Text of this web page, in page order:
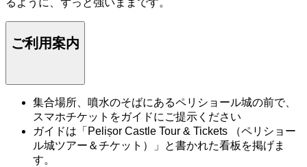
ご利用案内
集合場所、噴水のそばにあるペリショール城の前で、
スマホチケットをガイドにご提示ください
ガイドは「Pelișor Castle Tour & Tickets （ペリショー
ル城ツアー＆チケット）」と書かれた看板を掲げま
す。